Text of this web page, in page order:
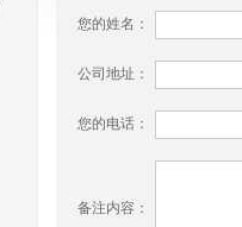
您的姓名：
公司地址：
您的电话：
备注内容：